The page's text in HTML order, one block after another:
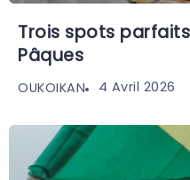
Trois spots
Pâques
OUKOIKAN 4 Avril 2026